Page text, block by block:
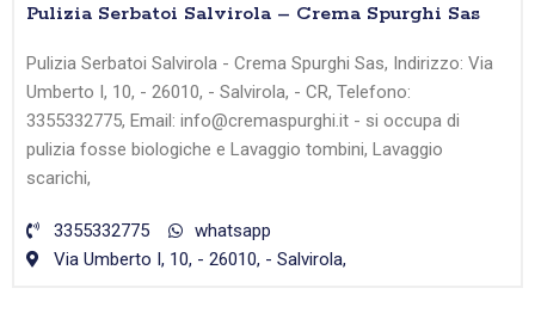
Pulizia Serbatoi Salvirola – Crema Spurghi Sas
Pulizia Serbatoi Salvirola - Crema Spurghi Sas, Indirizzo: Via
Umberto I, 10, - 26010, - Salvirola, - CR, Telefono:
3355332775, Email: info@cremaspurghi.it - si occupa di
pulizia fosse biologiche e Lavaggio tombini, Lavaggio
scarichi,
3355332775
whatsapp
Via Umberto I, 10, - 26010, - Salvirola,